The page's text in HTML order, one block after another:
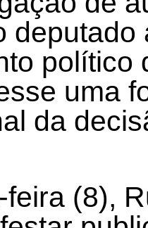
deputado
político
uma
da
feira (8),